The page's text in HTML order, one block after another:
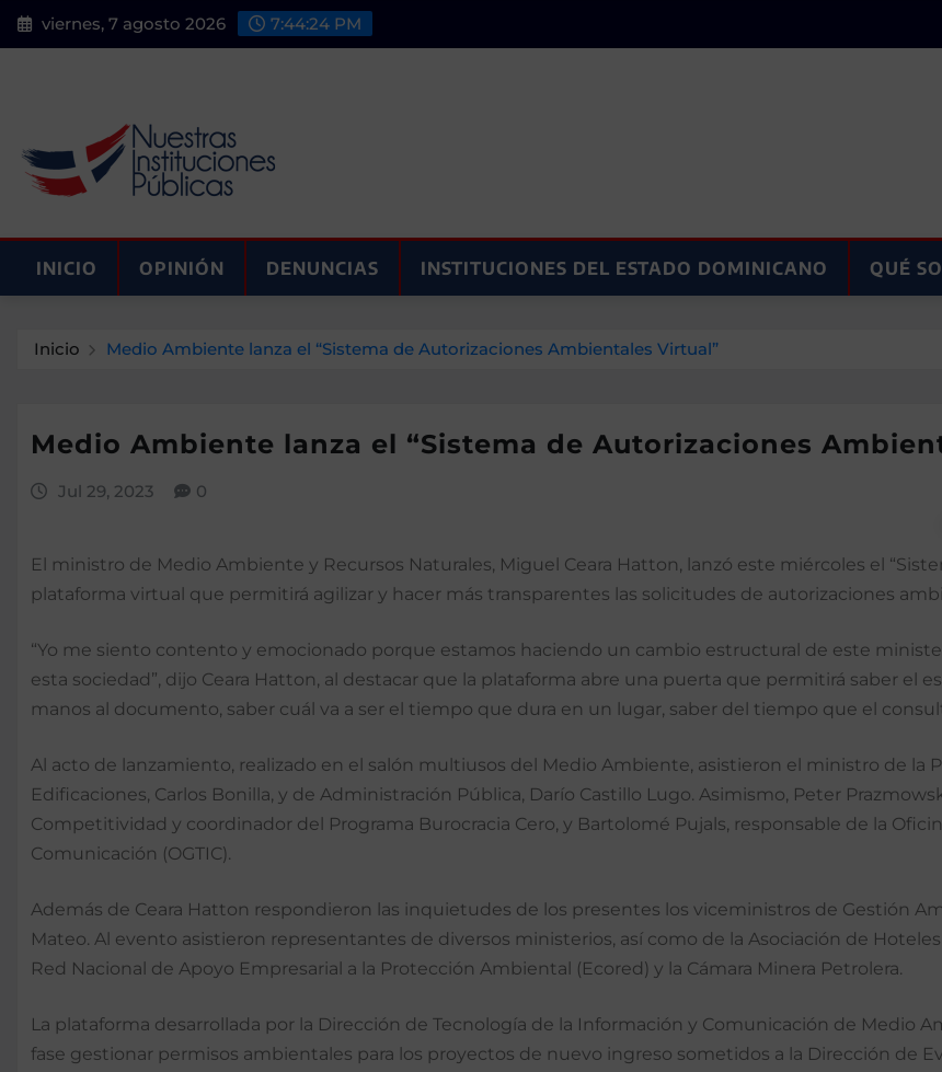
Saltar
al
viernes, 7 agosto 2026 7:44:26 PM
INICIO OPINIÓN DENUNCIAS INSTITUCIONES DEL ESTADO DOMINICANO QUÉ
Inicio Medio Ambiente lanza el “Sistema de Autorizaciones Ambientales Virtual”
Medio Ambiente lanza el “Sistema de Autorizaciones
Jul 29, 2023 0
El ministro de Medio Ambiente y Recursos Naturales, Miguel Ceara Hatton, lanzó este miércoles el
plataforma virtual que permitirá agilizar y hacer más transparentes las solicitudes de autorizaciones
“Yo me siento contento y emocionado porque estamos haciendo un cambio estructural de este
esta sociedad”, dijo Ceara Hatton, al destacar que la plataforma abre una puerta que permitirá saber el
manos al documento, saber cuál va a ser el tiempo que dura en un lugar, saber del tiempo que el
Al acto de lanzamiento, realizado en el salón multiusos del Medio Ambiente, asistieron el ministro de la
Edificaciones, Carlos Bonilla, y de Administración Pública, Darío Castillo Lugo. Asimismo, Peter
Competitividad y coordinador del Programa Burocracia Cero, y Bartolomé Pujals, responsable de la
Comunicación (OGTIC).
Además de Ceara Hatton respondieron las inquietudes de los presentes los viceministros de Gestión
Mateo. Al evento asistieron representantes de diversos ministerios, así como de la Asociación de
Red Nacional de Apoyo Empresarial a la Protección Ambiental (Ecored) y la Cámara Minera Petrolera.
La plataforma desarrollada por la Dirección de Tecnología de la Información y Comunicación de Medio
fase gestionar permisos ambientales para los proyectos de nuevo ingreso sometidos a la Dirección de